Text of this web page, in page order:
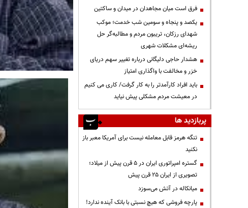
فرق است میان مجاهدان در میدان و ساکتین
یکصد و پنجاه و سومین شب خدمت؛ موکب
شهدای رزکان، تریبون مردم و مطالبه‌گر حل
ریشه‌ای مشکلات شهری
هشدار حاجی دلیگانی درباره تغییر سهم دریای
خزر و مخالفت با واگذاری امتیاز
باید افراد کارآمدتر را به کار گرفت/ کاری می کنیم
در معیشت مردم مشکلی پیش نیاید
پربازدید ها
تنگه هرمز قابل معامله نیست برای آمریکا معبر باز
نکنید
گستره امپراتوری ایران در ۵ قرن پیش از میلاد؛
تصویری از ایران ۲۵ قرن پیش
میانکاله در آتش می‌سوزد
پارچه فروشی که هیچ نسبتی با بانک آینده ندارد!